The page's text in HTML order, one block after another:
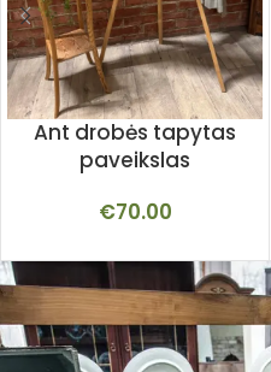
Ant drobės tapytas
paveikslas
€70.00